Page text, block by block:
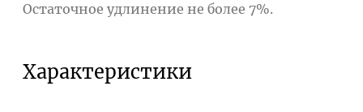
Остаточное удлинение не более 7%.
Характеристики